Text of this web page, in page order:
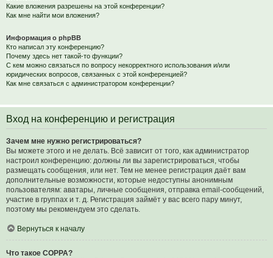
Какие вложения разрешены на этой конференции?
Как мне найти мои вложения?
Информация о phpBB
Кто написал эту конференцию?
Почему здесь нет такой-то функции?
С кем можно связаться по вопросу некорректного использования и/или
юридических вопросов, связанных с этой конференцией?
Как мне связаться с администратором конференции?
Вход на конференцию и регистрация
Зачем мне нужно регистрироваться?
Вы можете этого и не делать. Всё зависит от того, как администратор
настроил конференцию: должны ли вы зарегистрироваться, чтобы
размещать сообщения, или нет. Тем не менее регистрация даёт вам
дополнительные возможности, которые недоступны анонимным
пользователям: аватары, личные сообщения, отправка email-сообщений,
участие в группах и т. д. Регистрация займёт у вас всего пару минут,
поэтому мы рекомендуем это сделать.
Вернуться к началу
Что такое COPPA?